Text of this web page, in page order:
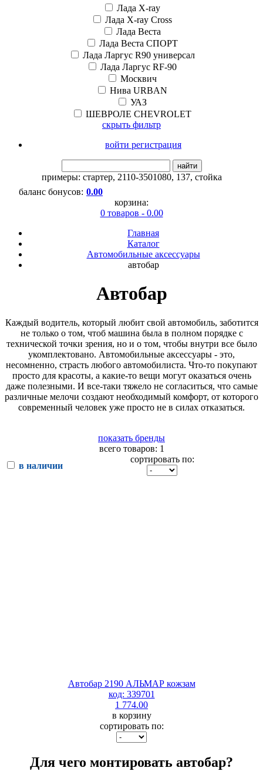
Лада X-ray
Лада X-ray Cross
Лада Веста
Лада Веста СПОРТ
Лада Ларгус R90 универсал
Лада Ларгус RF-90
Москвич
Нива URBAN
УАЗ
ШЕВРОЛЕ CHEVROLET
скрыть фильтр
войти регистрация
найти
примеры: стартер, 2110-3501080, 137, стойка
баланс бонусов: 0.00
корзина:
0 товаров - 0.00
Главная
Каталог
Автомобильные аксессуары
автобар
Автобар
Каждый водитель, который любит свой автомобиль, заботится
не только о том, чтоб машина была в полном порядке с
технической точки зрения, но и о том, чтобы внутри все было
укомплектовано. Автомобильные аксессуары - это,
несомненно, страсть любого автомобилиста. Что-то покупают
просто для красоты, а какие-то вещи могут оказаться очень
даже полезными. И все-таки тяжело не согласиться, что самые
различные мелочи создают необходимый комфорт, от которого
современный человек уже просто не в силах отказаться.
показать бренды
всего товаров: 1
в наличии
сортировать по:
Автобар 2190 АЛЬМАР кожзам
код: 339701
1 774.00
в корзину
сортировать по:
Для чего монтировать автобар?